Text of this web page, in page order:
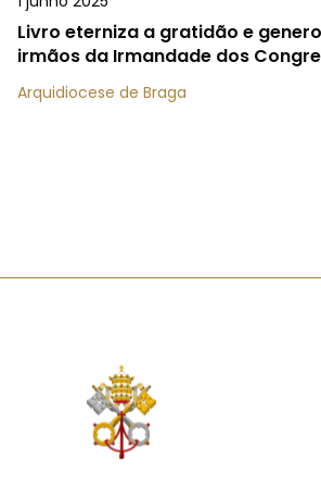
Livro eterniza a gratidão e
irmãos da Irmandade dos
Arquidiocese de Braga